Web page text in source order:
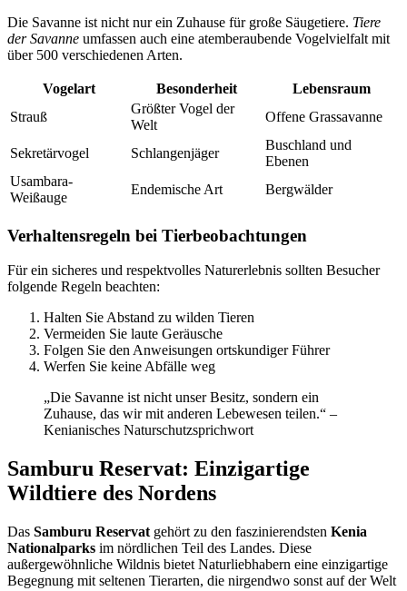
Die Savanne ist nicht nur ein Zuhause für große Säugetiere. Tiere
der Savanne umfassen auch eine atemberaubende Vogelvielfalt mit
über 500 verschiedenen Arten.
Vogelart Besonderheit
Lebensraum
Strauß
Größter Vogel der
Welt
Offene Grassavanne
Sekretärvogel Schlangenjäger
Buschland und
Ebenen
Usambara-
Weißauge
Endemische Art Bergwälder
Verhaltensregeln bei Tierbeobachtungen
Für ein sicheres und respektvolles Naturerlebnis sollten Besucher
folgende Regeln beachten:
Halten Sie Abstand zu wilden Tieren
Vermeiden Sie laute Geräusche
Folgen Sie den Anweisungen ortskundiger Führer
Werfen Sie keine Abfälle weg
„Die Savanne ist nicht unser Besitz, sondern ein
Zuhause, das wir mit anderen Lebewesen teilen.“ –
Kenianisches Naturschutzsprichwort
Samburu Reservat: Einzigartige
Wildtiere des Nordens
Das Samburu Reservat gehört zu den faszinierendsten Kenia
Nationalparks im nördlichen Teil des Landes. Diese
außergewöhnliche Wildnis bietet Naturliebhabern eine einzigartige
Begegnung mit seltenen Tierarten, die nirgendwo sonst auf der Welt